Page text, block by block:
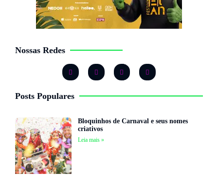
Nossas Redes
Posts Populares
Bloquinhos de Carnaval e seus nomes
criativos
Leia mais »